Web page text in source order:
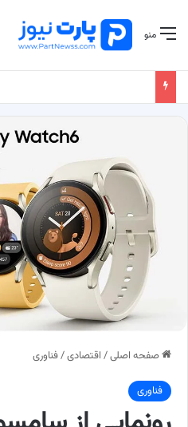
منو
صفحه اصلی/ اقتصادی/فناوری
فناوری